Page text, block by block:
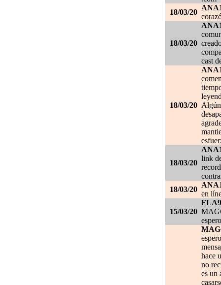
18/03/20
18/03/20
cast
18/03/20
18/03/20
link
18/03/20
en
15/03/20
hace
no
es un